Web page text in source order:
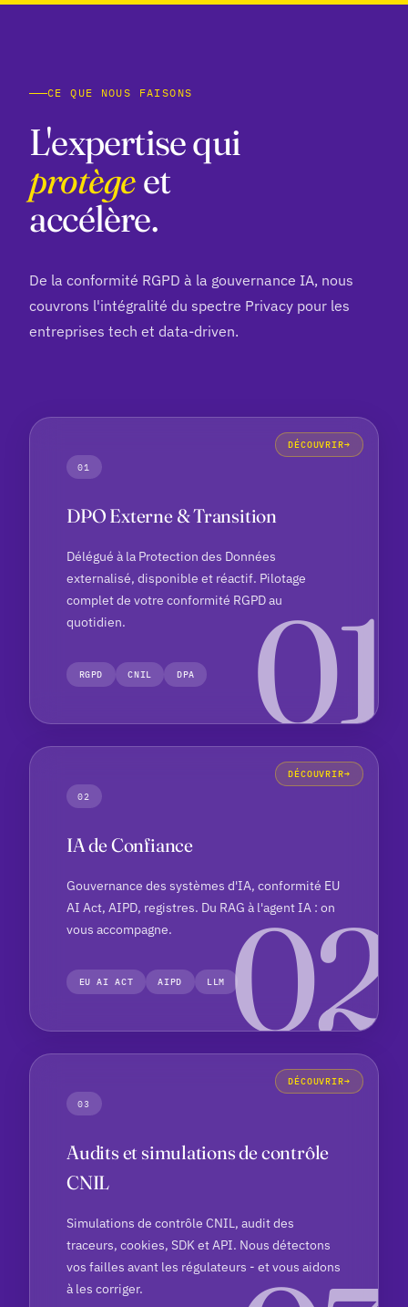
CE QUE NOUS FAISONS
L'expertise qui
protègeet
accélère.
De la conformité RGPD à la gouvernance IA, nous
couvrons l'intégralité du spectre Privacy pour les
entreprises tech et data-driven.
DÉCOUVRIR
01
DPO Externe & Transition
Délégué à la Protection des Données
externalisé, disponible et réactif. Pilotage
complet de votre conformité RGPD au
quotidien.
RGPD CNIL DPA
DÉCOUVRIR
02
IA de Confiance
Gouvernance des systèmes d'IA, conformité EU
AI Act, AIPD, registres. Du RAG à l'agent IA : on
vous accompagne.
EU AI ACT AIPD LLM
DÉCOUVRIR
03
Audits et simulations de contrôle
CNIL
Simulations de contrôle CNIL, audit des
traceurs, cookies, SDK et API. Nous détectons
vos failles avant les régulateurs - et vous aidons
à les corriger.